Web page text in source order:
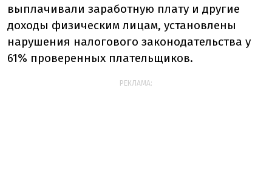
выплачивали заработную плату и другие
доходы физическим лицам, установлены
нарушения налогового законодательства у
61% проверенных плательщиков.
РЕКЛАМА: